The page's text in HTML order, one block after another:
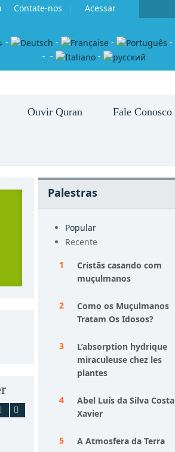
Contate-nos Acessar
- - -
-
- - -
Ouvir Quran Fale Conosco
Palestras
Popular
Recente
Cristãs casando com
muçulmanos
Como os Muçulmanos
Tratam Os Idosos?
L’absorption hydrique
miraculeuse chez les
plantes
Abel Luís da Silva Costa
Xavier
A Atmosfera da Terra